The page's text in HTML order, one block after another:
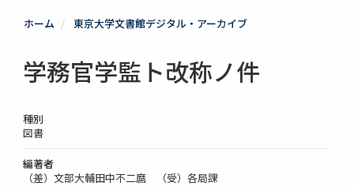
ホーム 東京大学文書館デジタル・アーカイブ
学務官学監ト改称ノ件
種別
図書
編著者
（差）文部大輔田中不二麿 （受）各局課